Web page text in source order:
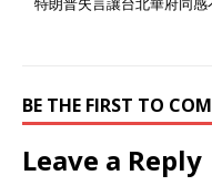
BE THE FIRST TO
Leave a Reply